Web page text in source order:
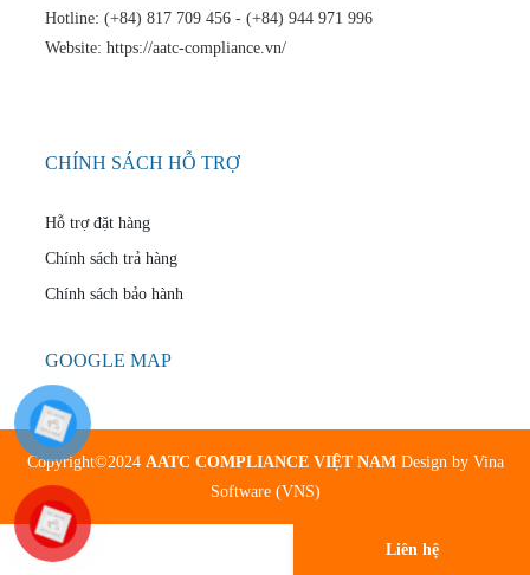
Hotline: (+84) 817 709 456 - (+84) 944 971 996
Website: https://aatc-compliance.vn/
CHÍNH SÁCH HỖ TRỢ
Hỗ trợ đặt hàng
Chính sách trả hàng
Chính sách bảo hành
GOOGLE MAP
Copyright©2024 AATC COMPLIANCE VIỆT NAMDesign by Vina
Software (VNS)
Liên hệ